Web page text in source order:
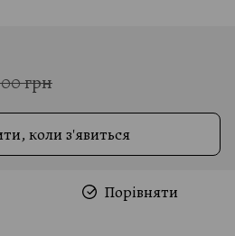
грн
коли з'явиться
Порівняти